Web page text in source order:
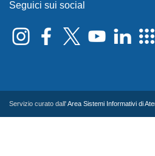
Seguici sui social
Servizio curato dall'Area Sistemi Informativi di